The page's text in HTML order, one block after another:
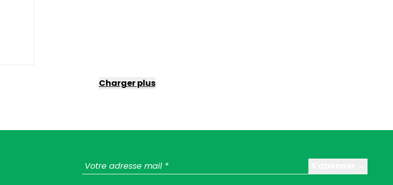
Charger plus